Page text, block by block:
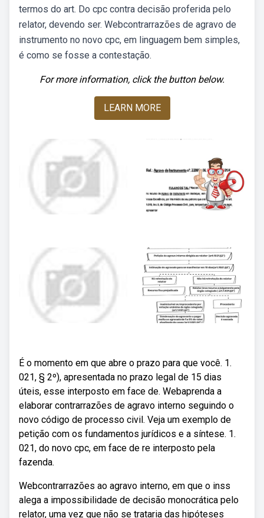
termos do art. Do cpc contra decisão proferida pelo
relator, devendo ser. Webcontrarrazões de agravo de
instrumento no novo cpc, em linguagem bem simples,
é como se fosse a contestação.
For more information, click the button below.
LEARN MORE
É o momento em que abre o prazo para que você. 1.
021, § 2º), apresentada no prazo legal de 15 dias
úteis, esse interposto em face de. Webaprenda a
elaborar contrarrazões de agravo interno seguindo o
novo código de processo civil. Veja um exemplo de
petição com os fundamentos jurídicos e a síntese. 1.
021, do novo cpc, em face de re interposto pela
fazenda.
Webcontrarrazões ao agravo interno, em que o inss
alega a impossibilidade de decisão monocrática pelo
relator, uma vez que não se trataria das hipóteses